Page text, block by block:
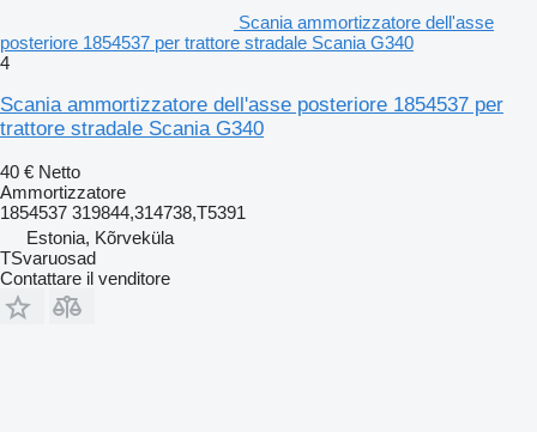
Scania ammortizzatore dell'asse
posteriore 1854537 per trattore stradale Scania G340
4
Scania ammortizzatore dell'asse posteriore 1854537 per
trattore stradale Scania G340
40 € Netto
Ammortizzatore
1854537 319844,314738,T5391
Estonia, Kõrveküla
TSvaruosad
Contattare il venditore